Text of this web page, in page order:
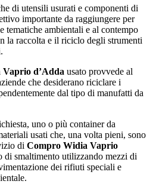
di utensili usurati e componenti di
importante da raggiungere per
tematiche ambientali e al contempo
la raccolta e il riciclo degli strumenti
d’Adda usato provvede al
che desiderano riciclare i
dal tipo di manufatti da
uno o più container da
usati che, una volta pieni, sono
di Compro Widia Vaprio
di smaltimento utilizzando mezzi di
dei rifiuti speciali e